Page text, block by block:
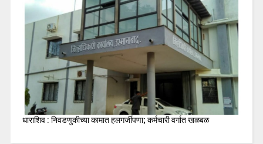
धाराशिव : निवडणुकीच्या कामात हलगर्जीपणा; कर्मचारी वर्गात खळबळ